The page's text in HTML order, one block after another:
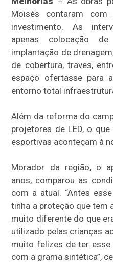
Moisés contaram
investimento. As
apenas colocação
implantação de
de cobertura, traves,
espaço ofertasse para
entorno total
Além da reforma do
projetores de LED, o
esportivas aconteçam à
Morador da região, o
anos, comparou as
com a atual. “Antes
tinha a proteção que tem
muito diferente do que
utilizado pelas crianças
muito felizes de ter
com a grama sintética”,